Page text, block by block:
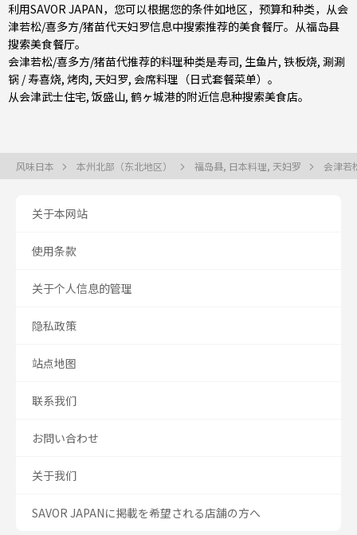
利用SAVOR JAPAN，您可以根据您的条件如地区，预算和种类，从会
津若松/喜多方/猪苗代天妇罗信息中搜索推荐的美食餐厅。从福岛县
搜索美食餐厅。
会津若松/喜多方/猪苗代推荐的料理种类是寿司, 生鱼片, 铁板烧, 涮涮
锅 / 寿喜烧, 烤肉, 天妇罗, 会席料理（日式套餐菜单） 。
从会津武士住宅, 饭盛山, 鹤ヶ城港的附近信息种搜索美食店。
风味日本 本州北部（东北地区） 福岛县, 日本料理, 天妇罗 会津若
关于本网站
使用条款
关于个人信息的管理
隐私政策
站点地图
联系我们
お問い合わせ
关于我们
SAVOR JAPANに掲載を希望される店舗の方へ